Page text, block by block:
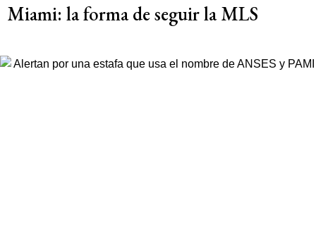
Miami: la forma de seguir la MLS